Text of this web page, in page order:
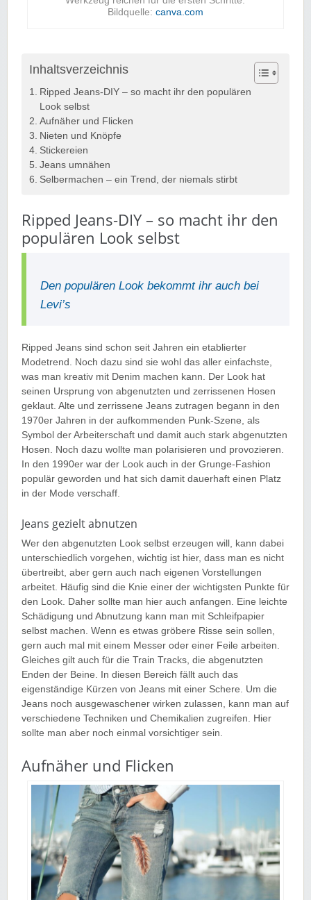
Bildquelle: canva.com
Inhaltsverzeichnis
Ripped Jeans-DIY – so macht ihr den populären
Look selbst
Aufnäher und Flicken
Nieten und Knöpfe
Stickereien
Jeans umnähen
Selbermachen – ein Trend, der niemals stirbt
Ripped Jeans-DIY – so macht ihr den
populären Look selbst
Den populären Look bekommt ihr auch bei
Levi’s
Ripped Jeans sind schon seit Jahren ein etablierter
Modetrend. Noch dazu sind sie wohl das aller einfachste,
was man kreativ mit Denim machen kann. Der Look hat
seinen Ursprung von abgenutzten und zerrissenen Hosen
geklaut. Alte und zerrissene Jeans zutragen begann in den
1970er Jahren in der aufkommenden Punk-Szene, als
Symbol der Arbeiterschaft und damit auch stark abgenutzten
Hosen. Noch dazu wollte man polarisieren und provozieren.
In den 1990er war der Look auch in der Grunge-Fashion
populär geworden und hat sich damit dauerhaft einen Platz
in der Mode verschaff.
Jeans gezielt abnutzen
Wer den abgenutzten Look selbst erzeugen will, kann dabei
unterschiedlich vorgehen, wichtig ist hier, dass man es nicht
übertreibt, aber gern auch nach eigenen Vorstellungen
arbeitet. Häufig sind die Knie einer der wichtigsten Punkte für
den Look. Daher sollte man hier auch anfangen. Eine leichte
Schädigung und Abnutzung kann man mit Schleifpapier
selbst machen. Wenn es etwas gröbere Risse sein sollen,
gern auch mal mit einem Messer oder einer Feile arbeiten.
Gleiches gilt auch für die Train Tracks, die abgenutzten
Enden der Beine. In diesen Bereich fällt auch das
eigenständige Kürzen von Jeans mit einer Schere. Um die
Jeans noch ausgewaschener wirken zulassen, kann man auf
verschiedene Techniken und Chemikalien zugreifen. Hier
sollte man aber noch einmal vorsichtiger sein.
Aufnäher und Flicken